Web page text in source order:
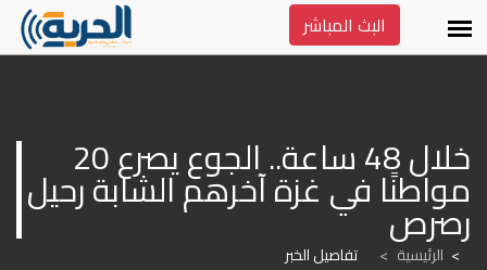
البث المباشر
رصرص
الرئيسية > تفاصيل الخبر